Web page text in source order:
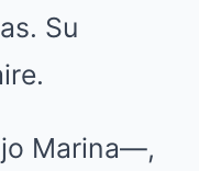
Su
Marina—,